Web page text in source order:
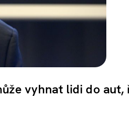
vyhnat lidi do